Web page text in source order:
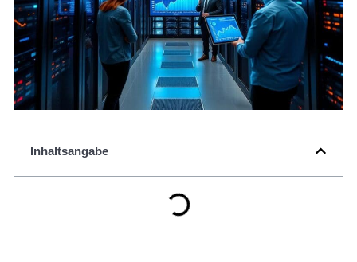
Inhaltsangabe